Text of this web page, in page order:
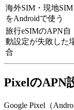
海外SIM・現地SIM
をAndroidで使う
旅行eSIMのAPN自
動設定が失敗した
合
PixelのAPN
Google Pixel（